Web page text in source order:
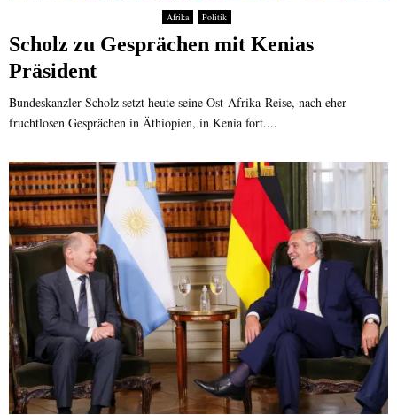
Afrika Politik
Scholz zu Gesprächen mit Kenias
Präsident
Bundeskanzler Scholz setzt heute seine Ost-Afrika-Reise, nach eher
fruchtlosen Gesprächen in Äthiopien, in Kenia fort....